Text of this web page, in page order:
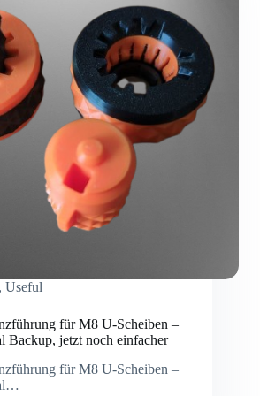
, Useful
für M8 U-Scheiben –
Backup, jetzt noch einfacher
für M8 U-Scheiben –